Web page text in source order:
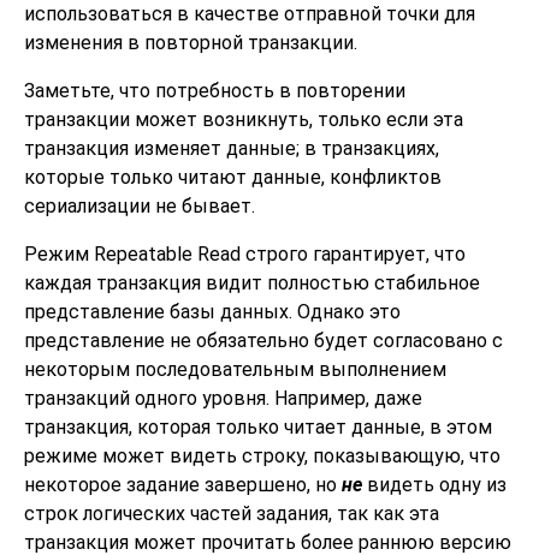
использоваться в качестве отправной точки для
изменения в повторной транзакции.
Заметьте, что потребность в повторении
транзакции может возникнуть, только если эта
транзакция изменяет данные; в транзакциях,
которые только читают данные, конфликтов
сериализации не бывает.
Режим Repeatable Read строго гарантирует, что
каждая транзакция видит полностью стабильное
представление базы данных. Однако это
представление не обязательно будет согласовано с
некоторым последовательным выполнением
транзакций одного уровня. Например, даже
транзакция, которая только читает данные, в этом
режиме может видеть строку, показывающую, что
некоторое задание завершено, но не видеть одну из
строк логических частей задания, так как эта
транзакция может прочитать более раннюю версию